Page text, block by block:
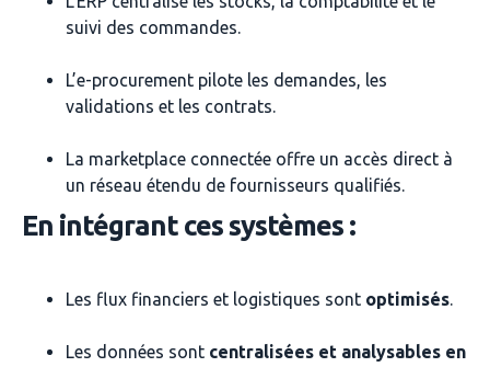
suivi des commandes.
L’e-procurement pilote les demandes, les
validations et les contrats.
La marketplace connectée offre un accès direct à
un réseau étendu de fournisseurs qualifiés.
En intégrant ces systèmes :
Les flux financiers et logistiques sont optimisés.
Les données sont centralisées et analysables en